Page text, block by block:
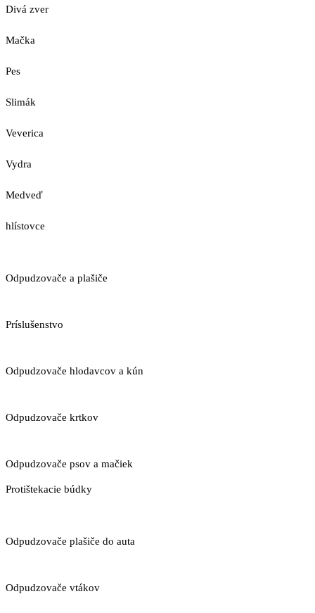
Divá zver
Mačka
Pes
Slimák
Veverica
Vydra
Medveď
hlístovce
Odpudzovače a plašiče
Príslušenstvo
Odpudzovače hlodavcov a kún
Odpudzovače krtkov
Odpudzovače psov a mačiek
Protištekacie búdky
Odpudzovače plašiče do auta
Odpudzovače vtákov